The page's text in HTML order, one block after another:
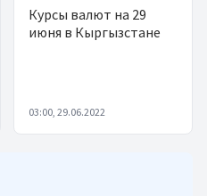
Курсы валют на 29
июня в Кыргызстане
03:00, 29.06.2022